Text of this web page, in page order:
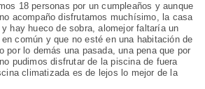
18 personas por un cumpleaños y aunque
acompaño disfrutamos muchísimo, la casa
y hay hueco de sobra, alomejor faltaría un
en común y que no esté en una habitación de
por lo demás una pasada, una pena que por
pudimos disfrutar de la piscina de fuera
climatizada es de lejos lo mejor de la